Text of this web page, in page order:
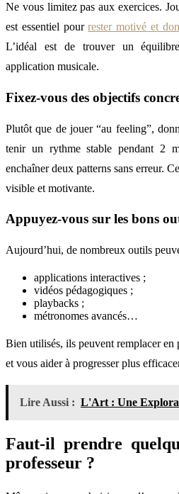
Ne vous limitez pas aux exercices.
est essentiel pourrester motivé et
L’idéal est de trouver un
application musicale.
Fixez-vous des objectifs
Plutôt que de jouer “au feeling”,
tenir un rythme stable pendant 2
enchaîner deux patterns sans erreur.
visible et motivante.
Appuyez-vous sur les bons
Aujourd’hui, de nombreux outils
applications interactives ;
vidéos pédagogiques ;
playbacks ;
métronomes avancés…
Bien utilisés, ils peuvent remplacer en
et vous aider à progresser plus
Lire Aussi : L'Art : Une
Faut-il prendre
professeur ?